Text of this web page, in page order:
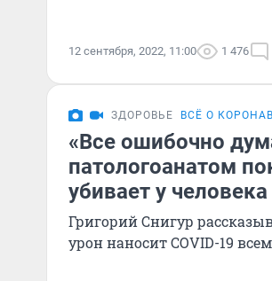
12 сентября, 2022, 11:00 1 476
ЗДОРОВЬЕ ВСЁ О
«Все ошибочно
патологоанатом
убивает у
Григорий Снигур
урон наносит COVID-19